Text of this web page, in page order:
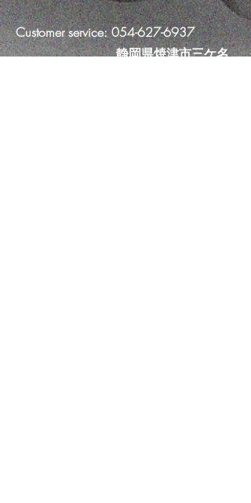
Customer service:054-627-6937
​ 静岡県焼津市三ケ名